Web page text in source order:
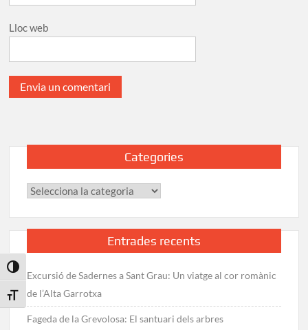
Toggle High Contrast
Toggle Font size
Lloc web
Categories
Categories
Entrades recents
Excursió de Sadernes a Sant Grau: Un viatge al cor romànic
de l’Alta Garrotxa
Fageda de la Grevolosa: El santuari dels arbres